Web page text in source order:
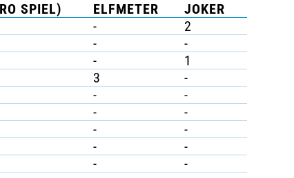
SPIEL) ELFMETER
JOKER
-
2
-
-
-
1
3
-
-
-
-
-
-
-
-
-
-
-